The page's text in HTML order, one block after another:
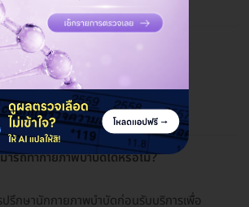
งานนานเท่าไร?
วันนับตั้งแต่วันที่ซื้อบริการ.
รถทำกายภาพบำบัดได้หรือไม่?
รึกษานักกายภาพบำบัดก่อนรับบริการเพื่อ